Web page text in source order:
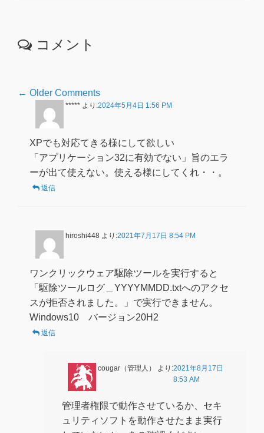
コメント
Comment
navigation
← Older Comments
***** より:2024年5月4日 1:56 PM
XPでも対応てきる様にして欲しい
「アプリケーション32に有効でない」旨のエラ
ーが出て使えない。使える様にしてくれ・・。
返信
hiroshi448 より:2021年7月17日 8:54 PM
ワンクリックウェア駆除ツールを実行すると
「駆除ツールログ＿YYYYMMDD.txtへのアクセ
スが拒否されました。」で実行できません。
Windows10 バージョン20H2
返信
cougar（管理人） より:2021年8月17日
8:53 AM
管理者権限で動作させているか、セキ
ュリティソフトを動作させたまま実行